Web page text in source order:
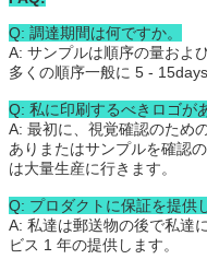
Q: 調達期間は何ですか。
A: サンプルは順序の量およ
多くの順序一般に 5 -
Q: 私に印刷するべきロゴが
A: 最初に、視覚確認のため
ありまたはサンプルを確認
は大量生産に行きます。
Q: プロダクトに保証を提供
A: 私達は郵送物の後で私達
ビス 1 年の提供します。